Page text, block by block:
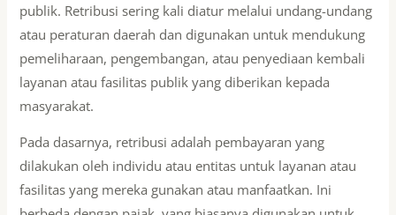
publik. Retribusi sering kali diatur melalui undang-undang
atau peraturan daerah dan digunakan untuk mendukung
pemeliharaan, pengembangan, atau penyediaan kembali
layanan atau fasilitas publik yang diberikan kepada
masyarakat.
Pada dasarnya, retribusi adalah pembayaran yang
dilakukan oleh individu atau entitas untuk layanan atau
fasilitas yang mereka gunakan atau manfaatkan. Ini